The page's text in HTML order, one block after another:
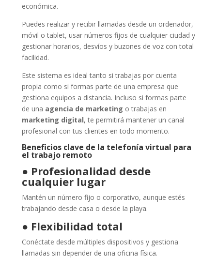
económica.
Puedes realizar y recibir llamadas desde un ordenador,
móvil o tablet, usar números fijos de cualquier ciudad y
gestionar horarios, desvíos y buzones de voz con total
facilidad.
Este sistema es ideal tanto si trabajas por cuenta
propia como si formas parte de una empresa que
gestiona equipos a distancia. Incluso si formas parte
de una agencia de marketing o trabajas en
marketing digital, te permitirá mantener un canal
profesional con tus clientes en todo momento.
Beneficios clave de la telefonía virtual para
el trabajo remoto
● Profesionalidad desde
cualquier lugar
Mantén un número fijo o corporativo, aunque estés
trabajando desde casa o desde la playa.
● Flexibilidad total
Conéctate desde múltiples dispositivos y gestiona
llamadas sin depender de una oficina física.